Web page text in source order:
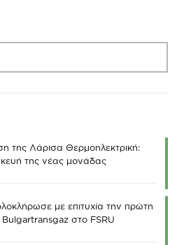
της Λάρισα Θερμοηλεκτρική:
της νέας μονάδας
με επιτυχία την πρώτη
στο FSRU